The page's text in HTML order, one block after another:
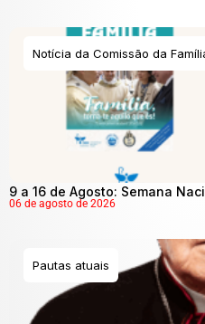
Notícia da Comissão da
9 a 16 de Agosto: Semana
06 de agosto de 2026
Pautas atuais